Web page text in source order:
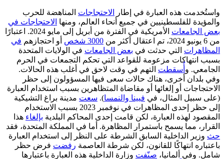
واستُخدمت هذه العبارة في إطار الاحتجاجات المناهضة للحرب
والمؤيدة للفلسطينيين في جميع أنحاء العالم، ومنها الاحتجاجات في
بعض الجامعات
الأمريكية في الفترة من أبريل إلى مايو 2024. اعتبارًا
من 6 يونيو 2024، تم اعتقال أكثر من
3000 شخص أو احتجازهم في
المظاهرات التي حدثت في بعض الجامعات في الولايات المتحدة
بسبب انتهاكات مزعومة للقواعد التي تحكم التجمعات في الحرم
الجامعي. و أُسقطت التهم في وقت لاحق في أغلب هذه الحالات.
وفي بلدان أخرى، هناك حالات سعى فيها المسؤولون إلى حظر
الاحتجاجات أو إلغائها أو مقاضاة المتظاهرين بسبب استخدام العبارة
(على سبيل المثال، في فيينا والنمسا). سعت مدينة براغ التشيكية
إلى حظر إحدى المظاهرات في نوفمبر 2023 بسبب الاستخدام
المقصود لهذه العبارة، لكن قامت إحدى المحاكم البلدية بإلغاء هذا
القرار، مما يسمح باستمرار المظاهرة. أما في المملكة المتحدة، فقد
حث وزير الداخلية السابق الشرطة على النظر إلى استخدام العبارة
باعتباره انتهاكًا للقانون، لكن شرطة العاصمة رفضت فرض حظر
شامل. وفي ألمانيا، صنّفت وزارة الداخلية هذه العبارة باعتبارها